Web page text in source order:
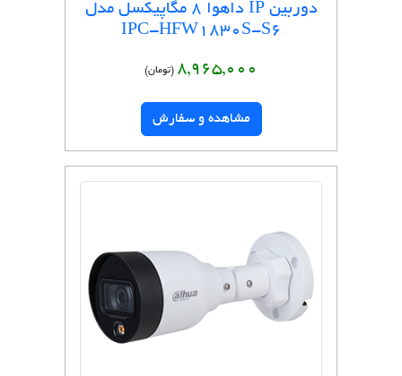
دوربین IP داهوا 8 مگاپیکسل مدل
IPC-HFW1830S-S6
8,965,000 (تومان)
مشاهده و سفارش